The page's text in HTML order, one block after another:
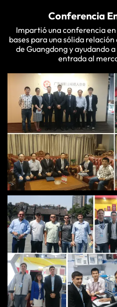
Conferencia
Impartió una conferencia
bases para una sólida
de Guangdong y ayudando
entrada al